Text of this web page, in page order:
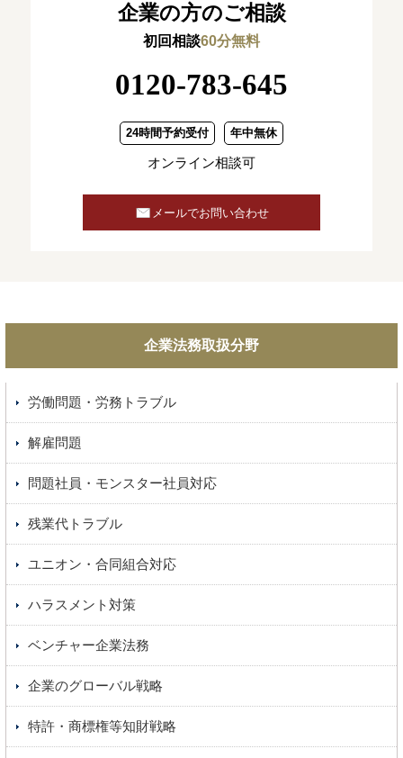
企業の方のご相談
初回相談60分無料
0120-783-645
24時間予約受付 年中無休
オンライン相談可
メールでお問い合わせ
企業法務取扱分野
労働問題・労務トラブル
解雇問題
問題社員・モンスター社員対応
残業代トラブル
ユニオン・合同組合対応
ハラスメント対策
ベンチャー企業法務
企業のグローバル戦略
特許・商標権等知財戦略